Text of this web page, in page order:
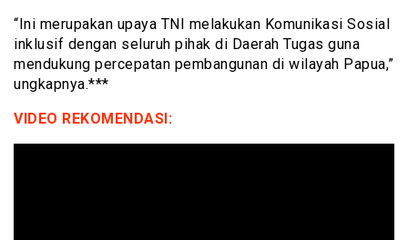
“Ini merupakan upaya TNI melakukan Komunikasi Sosial
inklusif dengan seluruh pihak di Daerah Tugas guna
mendukung percepatan pembangunan di wilayah Papua,”
ungkapnya.***
VIDEO REKOMENDASI: